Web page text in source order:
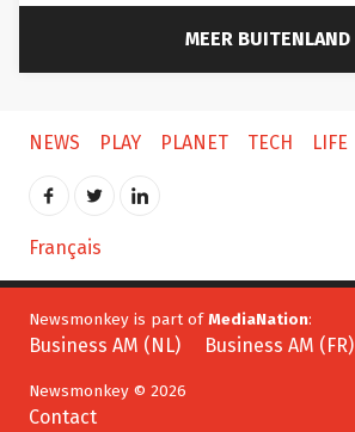
MEER BUITENLAND
NEWS PLAY PLANET TECH LIFE
Français
Newsmonkey is part of MediaNation
Business AM (NL) Business AM (FR)
Newsmonkey © 2026
Contact